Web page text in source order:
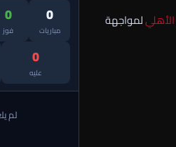
الأهليلمواجهة
0
مباريات
0
فوز
0
عليه
لم